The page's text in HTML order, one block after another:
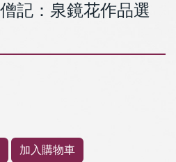
記：泉鏡花作品選
加入購物車